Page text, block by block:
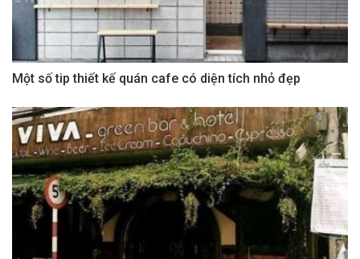
Một số tip thiết kế quán cafe có diện tích nhỏ đẹp